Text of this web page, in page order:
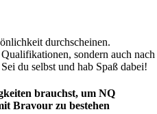
durchscheinen.
sondern auch nach
du selbst und hab Spaß dabei!
brauchst, um NQ
Bravour zu bestehen